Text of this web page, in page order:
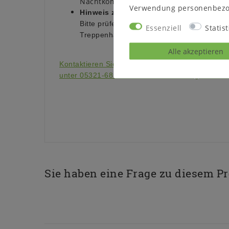
Hinweis zur Anlieferung:
Bitte prüfen Sie vor dem Bestellen, ob das
Treppenhaus/die Zugänge passt.
Kontaktieren Sie uns auf unserer Internetseite
unter 05321-685990. Wir helfen Ihnen gerne
Sie haben eine Frage zu diesem
Verwendung
Essenziell
Alle akzeptieren